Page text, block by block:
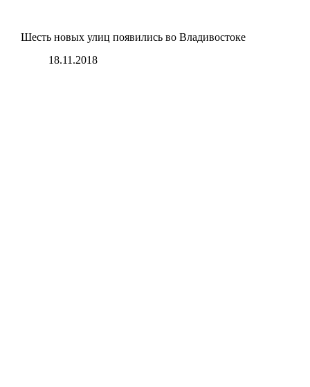
Шесть новых улиц появились во Владивостоке
18.11.2018